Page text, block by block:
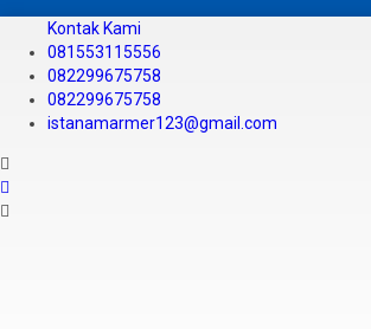
Kontak Kami
081553115556
082299675758
082299675758
istanamarmer123@gmail.com